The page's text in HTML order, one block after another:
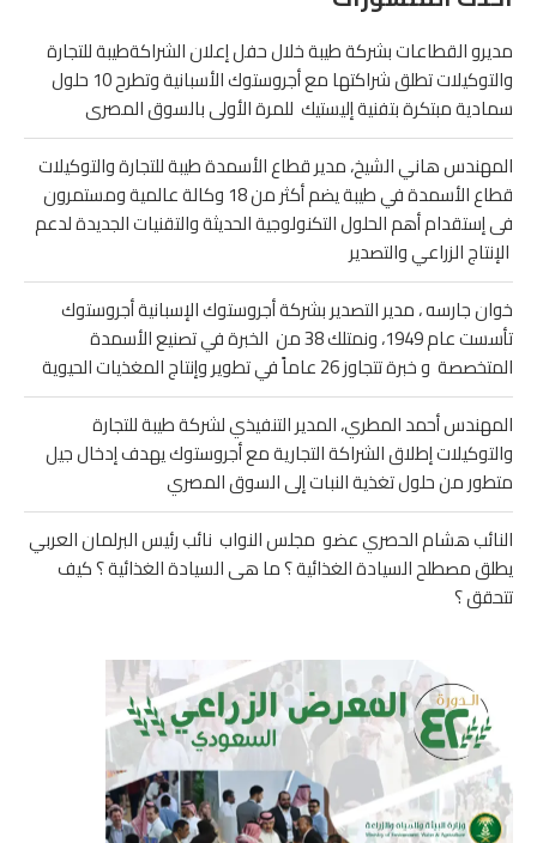
مديرو القطاعات بشركة طيبة خلال حفل إعلان الشراكةطيبة للتجارة
والتوكيلات تطلق شراكتها مع أجروستوك الأسبانية وتطرح 10 حلول
سمادية مبتكرة بتفنية إليستيك للمرة الأولى بالسوق المصرى
المهندس هاني الشيخ، مدير قطاع الأسمدة طيبة للتجارة والتوكيلات
قطاع الأسمدة في طيبة يضم أكثر من 18 وكالة عالمية ومستمرون
فى إستقدام أهم الحلول التكنولوجية الحديثة والتقنيات الجديدة لدعم
الإنتاج الزراعي والتصدير
خوان جارسه ، مدير التصدير بشركة أجروستوك الإسبانية أجروستوك
تأسست عام 1949، ونمتلك 38 من الخبرة في تصنيع الأسمدة
المتخصصة و خبرة تتجاوز 26 عاماً في تطوير وإنتاج المغذيات الحيوية
المهندس أحمد المطري، المدير التنفيذي لشركة طيبة للتجارة
والتوكيلات إطلاق الشراكة التجارية مع أجروستوك يهدف إدخال جيل
متطور من حلول تغذية النبات إلى السوق المصري
النائب هشام الحصري عضو مجلس النواب نائب رئيس البرلمان العربي
يطلق مصطلح السيادة الغذائية ؟ ما هى السيادة الغذائية ؟ كيف
تتحقق ؟